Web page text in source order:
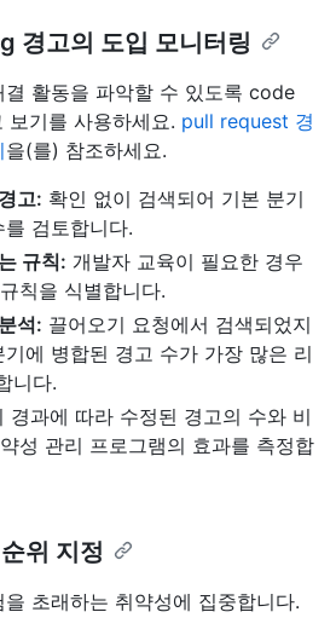
경고의 도입 모니터링
결 활동을 파악할 수 있도록 code
기를 사용하세요. pull request 경
을(를) 참조하세요.
고: 확인 없이 검색되어 기본 분기
검토합니다.
규칙: 개발자 교육이 필요한 경우
칙을 식별합니다.
석: 끌어오기 요청에서 검색되었지
에 병합된 경고 수가 가장 많은 리
니다.
경과에 따라 수정된 경고의 수와 비
성 관리 프로그램의 효과를 측정합
위 지정
초래하는 취약성에 집중합니다.